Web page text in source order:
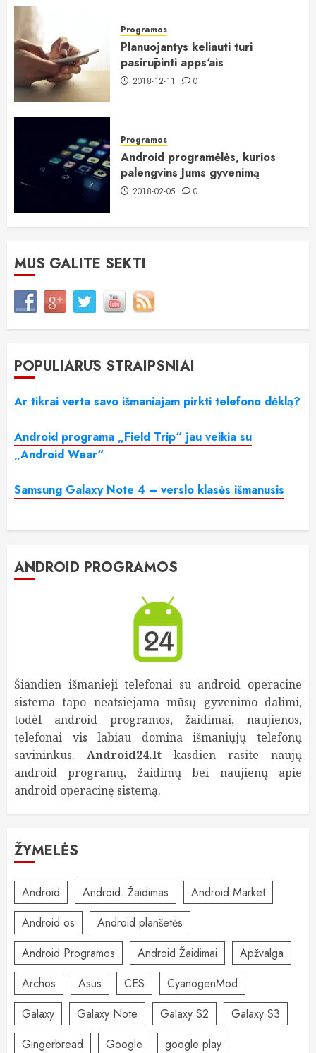
Programos
Planuojantys keliauti turi
pasirūpinti apps‘ais
2018-12-11 0
Programos
Android programėlės, kurios
palengvins Jums gyvenimą
2018-02-05 0
MUS GALITE SEKTI
POPULIARŪS STRAIPSNIAI
Ar tikrai verta savo išmaniajam pirkti telefono dėklą?
Android programa „Field Trip“ jau veikia su
„Android Wear“
Samsung Galaxy Note 4 – verslo klasės išmanusis
ANDROID PROGRAMOS
Šiandien išmanieji telefonai su android operacine
sistema tapo neatsiejama mūsų gyvenimo dalimi,
todėl android programos, žaidimai, naujienos,
telefonai vis labiau domina išmaniųjų telefonų
savininkus. Android24.lt kasdien rasite naujų
android programų, žaidimų bei naujienų apie
android operacinę sistemą.
ŽYMELĖS
Android Android. Žaidimas
Android Market
Android os
Android planšetės
Android Programos
Android Žaidimai
Apžvalga
Archos
Asus CES
CyanogenMod
Galaxy
Galaxy Note Galaxy S2
Galaxy S3
Gingerbread
Google
google play